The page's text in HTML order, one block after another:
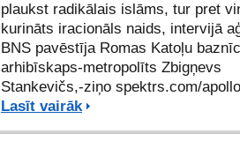
plaukst radikālais islāms, tur pret
kurināts iracionāls naids, intervijā
BNS pavēstīja Romas Katoļu
arhibīskaps-metropolīts Zbigņevs
Stankevičs,-ziņo spektrs.com/
Lasīt vairāk